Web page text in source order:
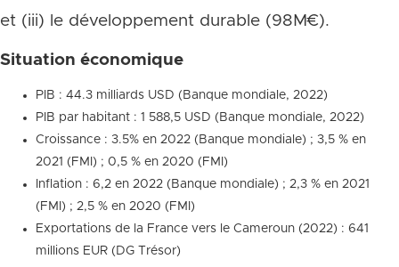
et (iii) le développement durable (98M€).
Situation économique
PIB : 44.3 milliards USD (Banque mondiale, 2022)
PIB par habitant : 1 588,5 USD (Banque mondiale, 2022)
Croissance : 3.5% en 2022 (Banque mondiale) ; 3,5 % en
2021 (FMI) ; 0,5 % en 2020 (FMI)
Inflation : 6,2 en 2022 (Banque mondiale) ; 2,3 % en 2021
(FMI) ; 2,5 % en 2020 (FMI)
Exportations de la France vers le Cameroun (2022) : 641
millions EUR (DG Trésor)